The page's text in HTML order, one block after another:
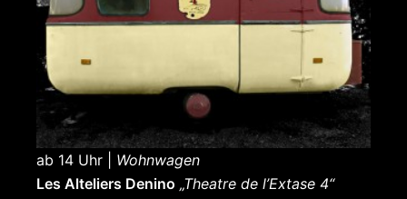
ab 14 Uhr | Wohnwagen
Les Alteliers Denino „Theatre de l’Extase 4“